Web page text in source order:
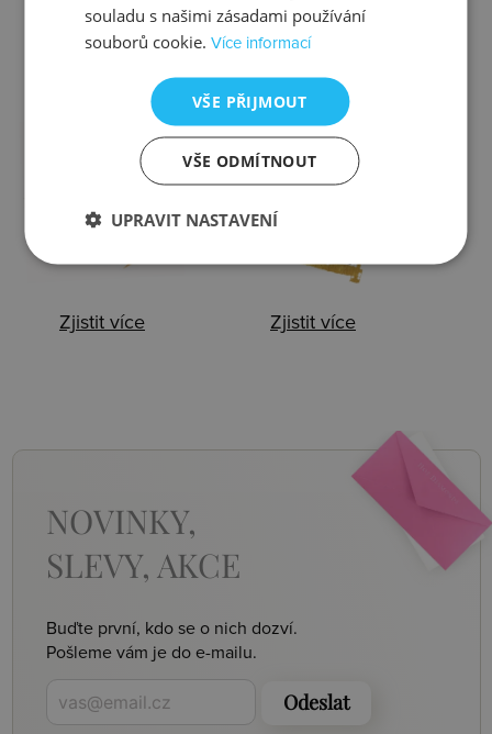
Zjistit více
Balení
Zjistit více
NOVINKY,
SLEVY, AKCE
Buďte první, kdo se o nich dozví.
Pošleme vám je do e-mailu.
Odeslat
souladu s našimi zásadami používání
souborů cookie.Více informací
VŠE PŘIJMOUT
VŠE ODMÍTNOUT
UPRAVIT NASTAVENÍ